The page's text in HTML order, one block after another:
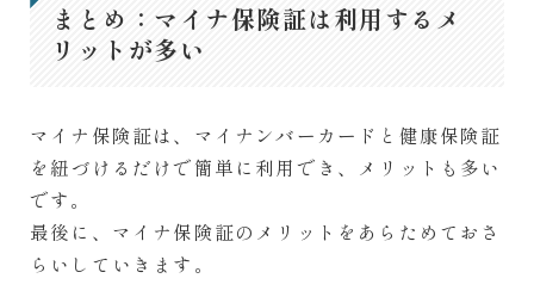
まとめ：マイナ保険証は利用するメ
リットが多い
マイナ保険証は、マイナンバーカードと健康保険証
を紐づけるだけで簡単に利用でき、メリットも多い
です。
最後に、マイナ保険証のメリットをあらためておさ
らいしていきます。